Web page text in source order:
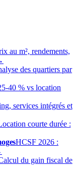
au m², rendements,
des quartiers par
40 % vs location
services intégrés et
courte durée :
HCSF 2026 :
du gain fiscal de